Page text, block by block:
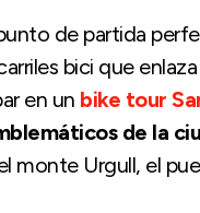
de partida
bici que
en un bike tour
de la
monte Urgull, el